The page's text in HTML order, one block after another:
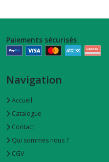
Paiements sécurisés
Navigation
Accueil
Catalogue
Contact
Qui sommes nous ?
CGV